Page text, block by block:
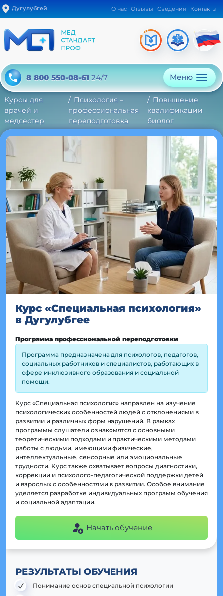
Дугулубгей О нас Отзывы Сведения Контакты
8 800 550-08-61 24/7 Меню
Курсы для
врачей и
медсестер
Психология –
профессиональная
переподготовка
Повышение
квалификации
биолог
Курс «Специальная психология»
в Дугулубгее
Программа профессиональной переподготовки
Программа предназначена для психологов, педагогов,
социальных работников и специалистов, работающих в
сфере инклюзивного образования и социальной
помощи.
Курс «Специальная психология» направлен на изучение
психологических особенностей людей с отклонениями в
развитии и различных форм нарушений. В рамках
программы слушатели ознакомятся с основными
теоретическими подходами и практическими методами
работы с людьми, имеющими физические,
интеллектуальные, сенсорные или эмоциональные
трудности. Курс также охватывает вопросы диагностики,
коррекции и психолого-педагогической поддержки детей
и взрослых с особенностями в развитии. Особое внимание
уделяется разработке индивидуальных программ обучения
и социальной адаптации.
Начать обучение
РЕЗУЛЬТАТЫ ОБУЧЕНИЯ
Понимание основ специальной психологии